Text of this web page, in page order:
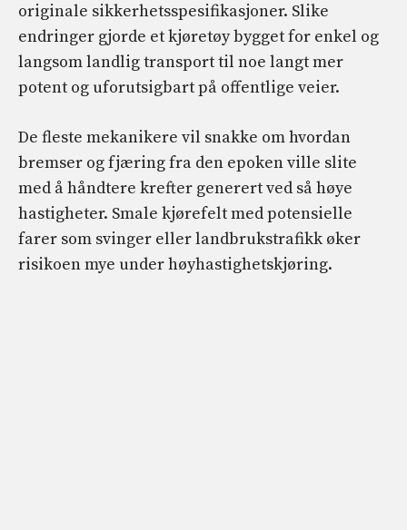
originale sikkerhetsspesifikasjoner. Slike
endringer gjorde et kjøretøy bygget for enkel og
langsom landlig transport til noe langt mer
potent og uforutsigbart på offentlige veier.
De fleste mekanikere vil snakke om hvordan
bremser og fjæring fra den epoken ville slite
med å håndtere krefter generert ved så høye
hastigheter. Smale kjørefelt med potensielle
farer som svinger eller landbrukstrafikk øker
risikoen mye under høyhastighetskjøring.